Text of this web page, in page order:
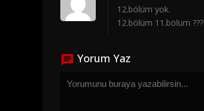
12.bölüm yok.
12.bölüm 11.bölüm ???
Yorum Yaz